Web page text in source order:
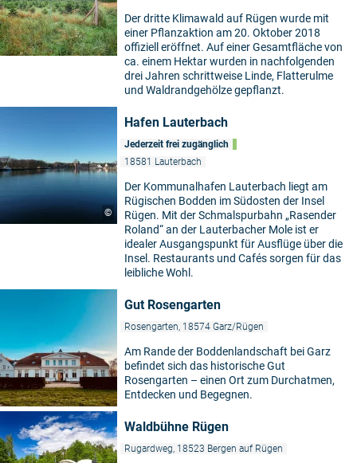
Der dritte Klimawald auf Rügen wurde mit
einer Pflanzaktion am 20. Oktober 2018
offiziell eröffnet. Auf einer Gesamtfläche von
ca. einem Hektar wurden in nachfolgenden
drei Jahren schrittweise Linde, Flatterulme
und Waldrandgehölze gepflanzt.
©
Hafen Lauterbach
Jederzeit frei zugänglich
18581 Lauterbach
Der Kommunalhafen Lauterbach liegt am
Rügischen Bodden im Südosten der Insel
Rügen. Mit der Schmalspurbahn „Rasender
Roland“ an der Lauterbacher Mole ist er
idealer Ausgangspunkt für Ausflüge über die
Insel. Restaurants und Cafés sorgen für das
leibliche Wohl.
Gut Rosengarten
Rosengarten, 18574 Garz/Rügen
Am Rande der Boddenlandschaft bei Garz
befindet sich das historische Gut
Rosengarten – einen Ort zum Durchatmen,
Entdecken und Begegnen.
Waldbühne Rügen
Rugardweg, 18523 Bergen auf Rügen